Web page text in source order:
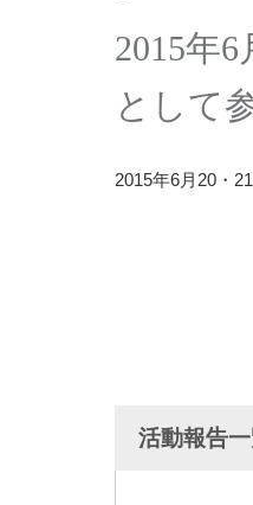
2015年
として
2015年6月20・
活動報告